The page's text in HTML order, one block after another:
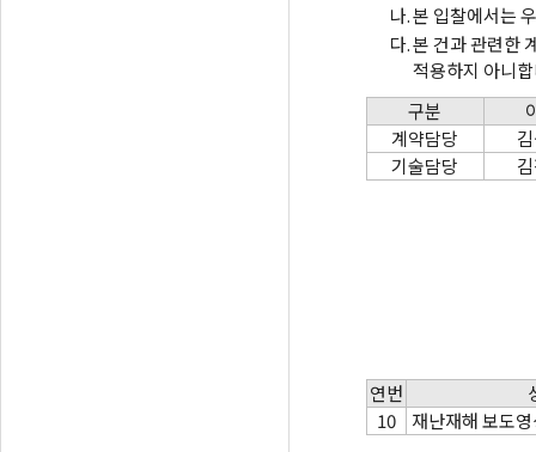
나.본 입찰에서는
다.본 건과 관련한
적용하지 아니
구분
계약담당
기술담당
연번
10
재난재해 보도